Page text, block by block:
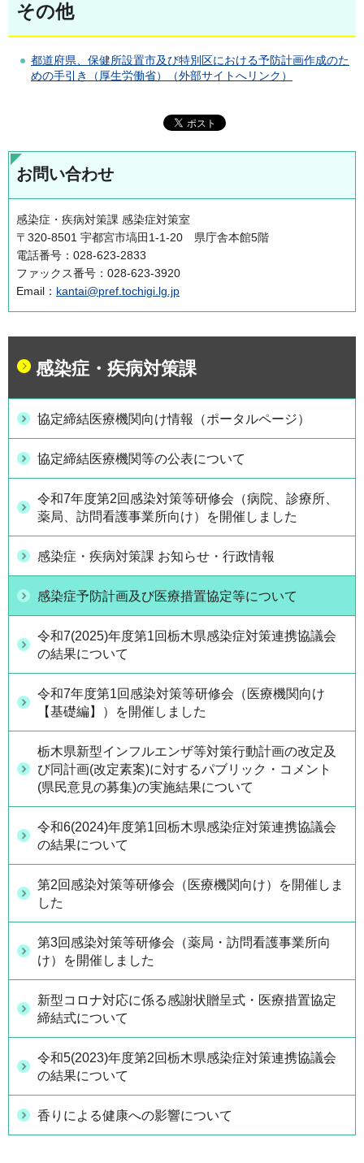
その他
都道府県、保健所設置市及び特別区における予防計画作成のた
めの手引き（厚生労働省）（外部サイトへリンク）
お問い合わせ
感染症・疾病対策課 感染症対策室
〒320-8501 宇都宮市塙田1-1-20 県庁舎本館5階
電話番号：028-623-2833
ファックス番号：028-623-3920
Email： kantai@pref.tochigi.lg.jp
感染症・疾病対策課
協定締結医療機関向け情報（ポータルページ）
協定締結医療機関等の公表について
令和7年度第2回感染対策等研修会（病院、診療所、
薬局、訪問看護事業所向け）を開催しました
感染症・疾病対策課 お知らせ・行政情報
感染症予防計画及び医療措置協定等について
令和7(2025)年度第1回栃木県感染症対策連携協議会
の結果について
令和7年度第1回感染対策等研修会（医療機関向け
【基礎編】）を開催しました
栃木県新型インフルエンザ等対策行動計画の改定及
び同計画(改定素案)に対するパブリック・コメント
(県民意見の募集)の実施結果について
令和6(2024)年度第1回栃木県感染症対策連携協議会
の結果について
第2回感染対策等研修会（医療機関向け）を開催しま
した
第3回感染対策等研修会（薬局・訪問看護事業所向
け）を開催しました
新型コロナ対応に係る感謝状贈呈式・医療措置協定
締結式について
令和5(2023)年度第2回栃木県感染症対策連携協議会
の結果について
香りによる健康への影響について